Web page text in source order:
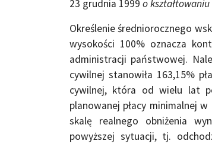
23 grudnia 1999 o
Określenie średniorocznego
wysokości 100% oznacza
administracji państwowej.
cywilnej stanowiła 163,15%
cywilnej, która od wielu lat
planowanej płacy minimalnej
skalę realnego obniżenia
powyższej sytuacji, tj.